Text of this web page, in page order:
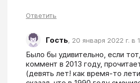
Ответить
Гость, 20 января 2022 г. в
Было бы удивительно, если
коммент в 2013 году,
(девять лет! как время-то